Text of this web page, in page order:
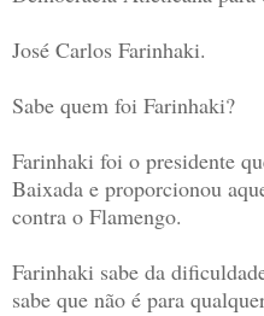
José Carlos Farinhaki.
Sabe quem foi Farinhaki?
Farinhaki foi o presidente
Baixada e proporcionou
contra o Flamengo.
Farinhaki sabe da
sabe que não é para